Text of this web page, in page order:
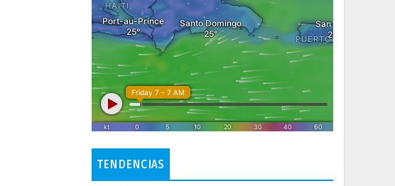
TENDENCIAS